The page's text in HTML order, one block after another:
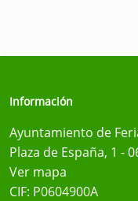
Información
Ayuntamiento de
Plaza de España, 1 -
Ver mapa
CIF: P0604900A